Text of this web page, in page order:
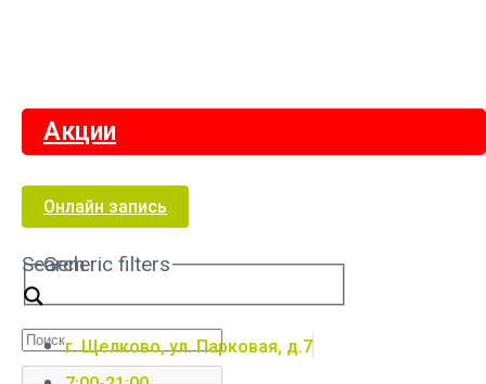
Акции
Онлайн запись
Search
Generic filters
г. Щелково, ул. Парковая, д.7